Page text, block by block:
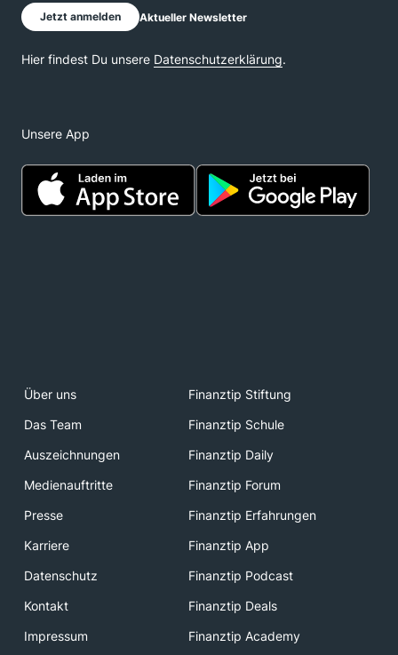
Unsere App
Über uns
Finanztip Stiftung
Das Team
Finanztip Schule
Auszeichnungen
Finanztip Daily
Medienauftritte
Finanztip Forum
Presse
Finanztip Erfahrungen
Karriere
Finanztip App
Datenschutz
Finanztip Podcast
Kontakt
Finanztip Deals
Impressum
Finanztip Academy